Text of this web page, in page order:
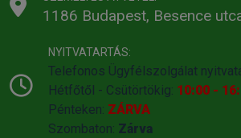
1186 Budapest, Besence
NYITVATARTÁS:
Telefonos Ügyfélszolgálat
Hétfőtől - Csütörtökig: 10:00 -
Pénteken: ZÁRVA
Szombaton: Zárva